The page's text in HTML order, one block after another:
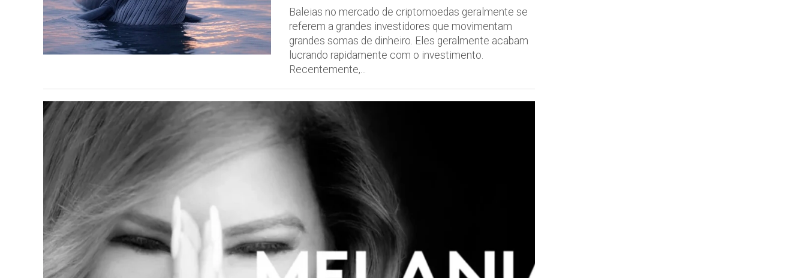
Baleias no mercado de criptomoedas geralmente se
referem a grandes investidores que movimentam
grandes somas de dinheiro. Eles geralmente acabam
lucrando rapidamente com o investimento.
Recentemente,...